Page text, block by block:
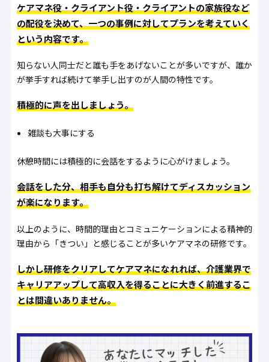
ケアマネ役・クライアント役・クライアントの家族役など
の配役を決めて、一つの事例に対してプランを考えていく
という内容です。
知らない人同士だと誰も手をあげないことが多いですが、誰か
が挙手すれば続けて挙手し出すのが人間の特性です。
積極的に声を出しましょう。
雑談も大事にする
休憩時間には積極的に会話をするように心がけましょう。
会話をした分、相手も自分も打ち解けてディスカッション
が楽になります。
以上のように、時間的理由とコミュニケーションによる精神的
理由から「きつい」と感じることが多いケアマネの研修です。
しかし研修をクリアしてケアマネになれれば、介護業界で
キャリアアップして高収入を得ることに大きく前進するこ
とは間違いありません。